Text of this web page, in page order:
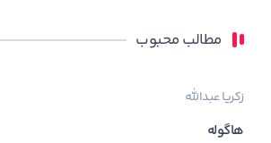
مطالب محبوب
زکریا عبدالله
هاگوله